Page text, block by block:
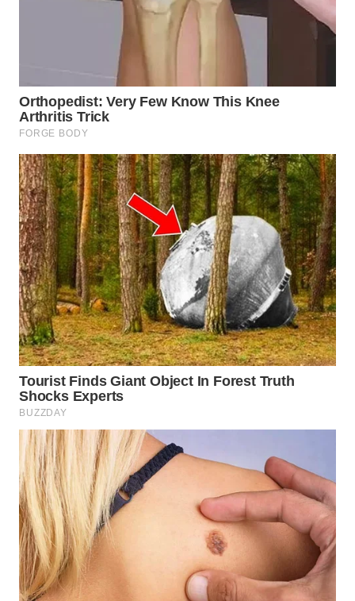
TENGAH
WN DELI
WN
TEBING
TINGGI
WN
PAKPAK
WN
KARAWANG
WN
BEKASI
WN
BOGOR
WN
DEPOK
WN
TAPANULI
UTARA